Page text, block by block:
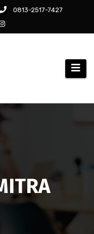
0813-2517-7427